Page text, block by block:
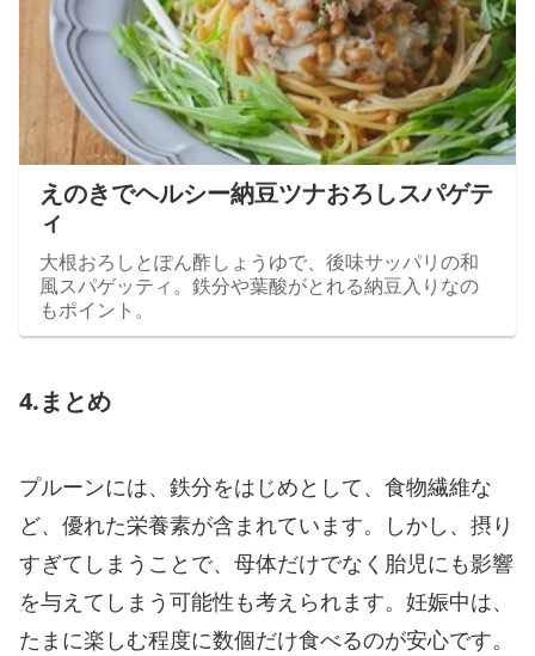
えのきでヘルシー納豆ツナおろしスパゲテ
ィ
大根おろしとぽん酢しょうゆで、後味サッパリの和
風スパゲッティ。鉄分や葉酸がとれる納豆入りなの
もポイント。
4.まとめ
プルーンには、鉄分をはじめとして、食物繊維な
ど、優れた栄養素が含まれています。しかし、摂り
すぎてしまうことで、母体だけでなく胎児にも影響
を与えてしまう可能性も考えられます。妊娠中は、
たまに楽しむ程度に数個だけ食べるのが安心です。